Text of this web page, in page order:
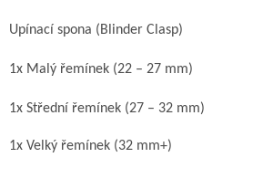
Upínací spona (Blinder Clasp)
1x Malý řemínek (22 – 27 mm)
1x Střední řemínek (27 – 32 mm)
1x Velký řemínek (32 mm+)